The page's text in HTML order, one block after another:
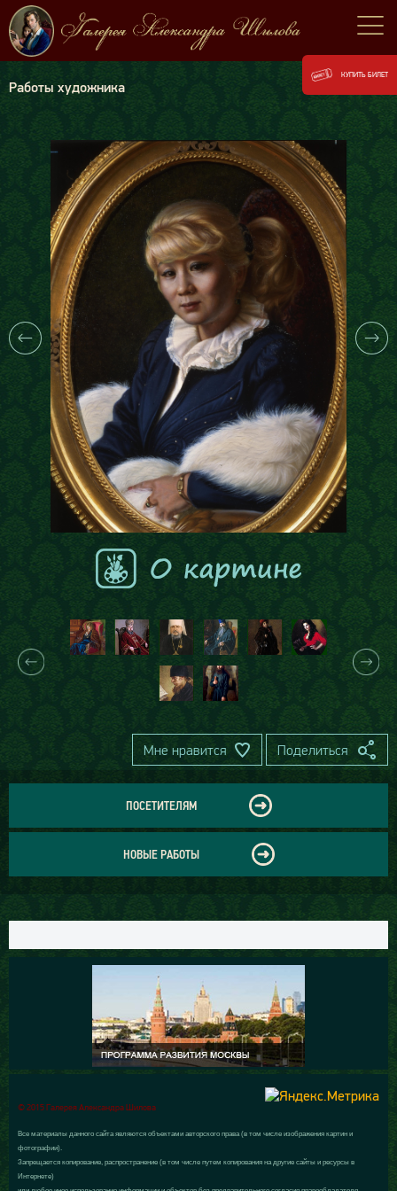
Работы художника
Мне нравится Поделиться
ПОСЕТИТЕЛЯМ
НОВЫЕ РАБОТЫ
© 2015 Галерея Александра Шилова
Все материалы данного сайта являются объектами авторского права (в том числе изображения картин и
фотографии).
Запрещается копирование, распространение (в том числе путем копирования на другие сайты и ресурсы в
Интернете)
КУПИТЬ БИЛЕТ